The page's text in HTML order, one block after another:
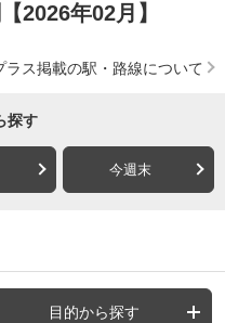
2026年02月】
ラス掲載の駅・路線について
探す
今週末
目的から探す